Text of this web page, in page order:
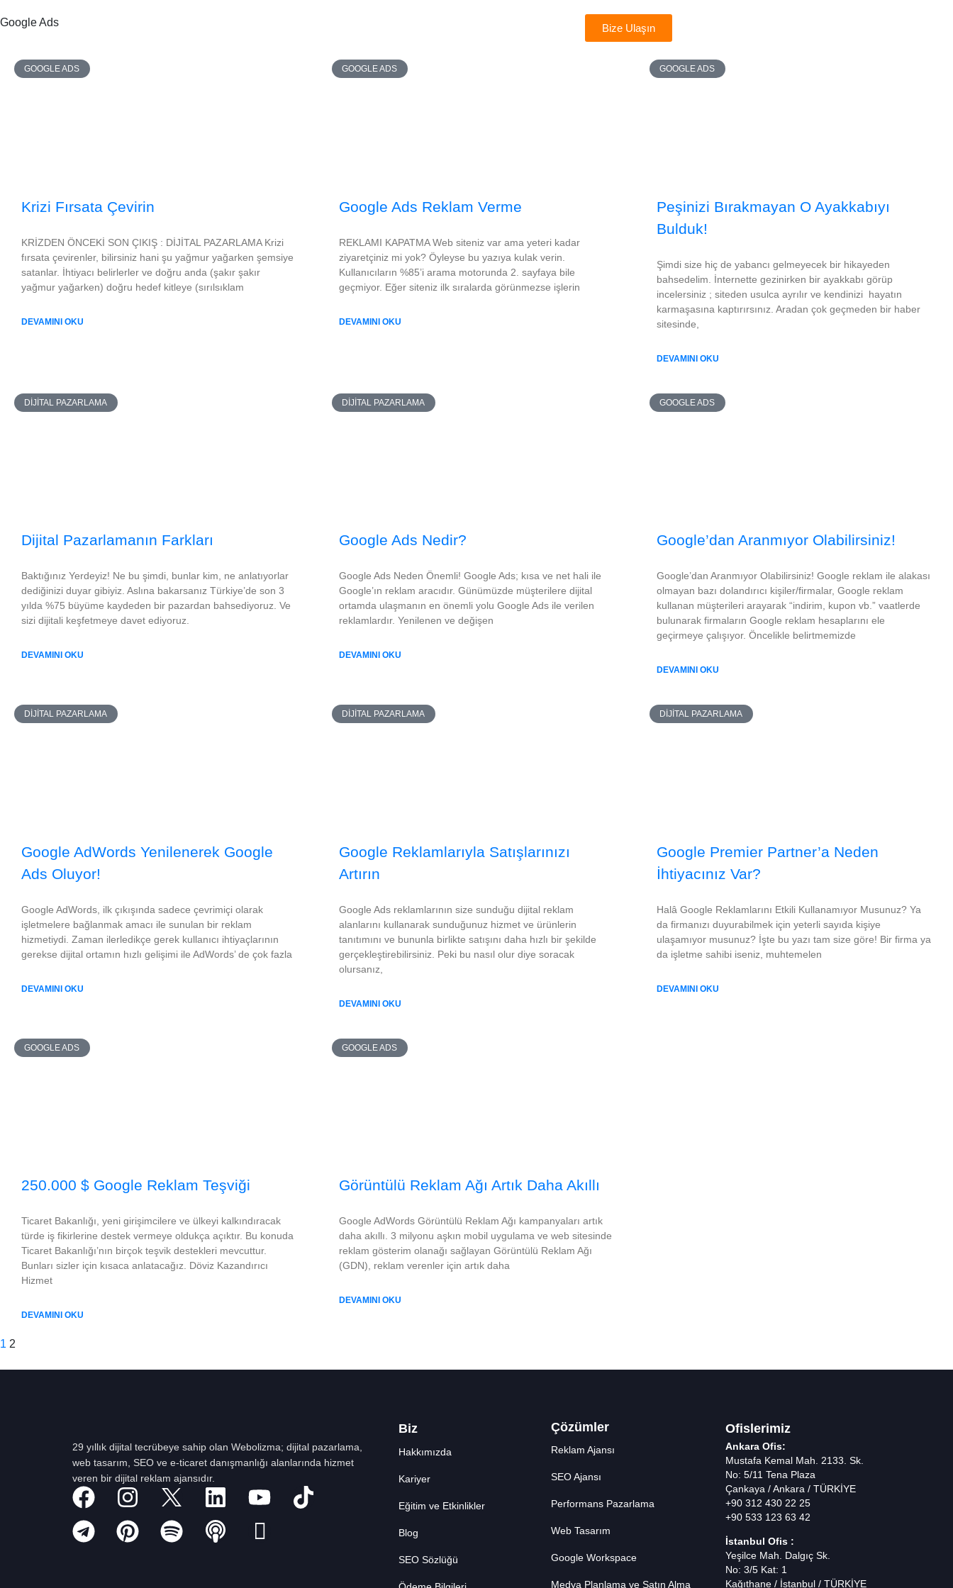
Bize Ulaşın
Google Ads
GOOGLE ADS
Krizi Fırsata Çevirin
KRİZDEN ÖNCEKİ SON ÇIKIŞ : DİJİTAL PAZARLAMA Krizi
fırsata çevirenler, bilirsiniz hani şu yağmur yağarken şemsiye
satanlar. İhtiyacı belirlerler ve doğru anda (şakır şakır
yağmur yağarken) doğru hedef kitleye (sırılsıklam
DEVAMINI OKU
GOOGLE ADS
Google Ads Reklam Verme
REKLAMI KAPATMA Web siteniz var ama yeteri kadar
ziyaretçiniz mi yok? Öyleyse bu yazıya kulak verin.
Kullanıcıların %85’i arama motorunda 2. sayfaya bile
geçmiyor. Eğer siteniz ilk sıralarda görünmezse işlerin
DEVAMINI OKU
GOOGLE ADS
Peşinizi Bırakmayan O Ayakkabıyı
Bulduk!
Şimdi size hiç de yabancı gelmeyecek bir hikayeden
bahsedelim. İnternette gezinirken bir ayakkabı görüp
incelersiniz ; siteden usulca ayrılır ve kendinizi hayatın
karmaşasına kaptırırsınız. Aradan çok geçmeden bir haber
sitesinde,
DEVAMINI OKU
DIJITAL PAZARLAMA
Dijital Pazarlamanın Farkları
Baktığınız Yerdeyiz! Ne bu şimdi, bunlar kim, ne anlatıyorlar
dediğinizi duyar gibiyiz. Aslına bakarsanız Türkiye’de son 3
yılda %75 büyüme kaydeden bir pazardan bahsediyoruz. Ve
sizi dijitali keşfetmeye davet ediyoruz.
DEVAMINI OKU
DIJITAL PAZARLAMA
Google Ads Nedir?
Google Ads Neden Önemli! Google Ads; kısa ve net hali ile
Google’ın reklam aracıdır. Günümüzde müşterilere dijital
ortamda ulaşmanın en önemli yolu Google Ads ile verilen
reklamlardır. Yenilenen ve değişen
DEVAMINI OKU
GOOGLE ADS
Google’dan Aranmıyor Olabilirsiniz!
Google’dan Aranmıyor Olabilirsiniz! Google reklam ile alakası
olmayan bazı dolandırıcı kişiler/firmalar, Google reklam
kullanan müşterileri arayarak “indirim, kupon vb.” vaatlerde
bulunarak firmaların Google reklam hesaplarını ele
geçirmeye çalışıyor. Öncelikle belirtmemizde
DEVAMINI OKU
DIJITAL PAZARLAMA
Google AdWords Yenilenerek Google
Ads Oluyor!
Google AdWords, ilk çıkışında sadece çevrimiçi olarak
işletmelere bağlanmak amacı ile sunulan bir reklam
hizmetiydi. Zaman ilerledikçe gerek kullanıcı ihtiyaçlarının
gerekse dijital ortamın hızlı gelişimi ile AdWords’ de çok fazla
DEVAMINI OKU
DIJITAL PAZARLAMA
Google Reklamlarıyla Satışlarınızı
Artırın
Google Ads reklamlarının size sunduğu dijital reklam
alanlarını kullanarak sunduğunuz hizmet ve ürünlerin
tanıtımını ve bununla birlikte satışını daha hızlı bir şekilde
gerçekleştirebilirsiniz. Peki bu nasıl olur diye soracak
olursanız,
DEVAMINI OKU
DIJITAL PAZARLAMA
Google Premier Partner’a Neden
İhtiyacınız Var?
Halâ Google Reklamlarını Etkili Kullanamıyor Musunuz? Ya
da firmanızı duyurabilmek için yeterli sayıda kişiye
ulaşamıyor musunuz? İşte bu yazı tam size göre! Bir firma ya
da işletme sahibi iseniz, muhtemelen
DEVAMINI OKU
GOOGLE ADS
250.000 $ Google Reklam Teşviği
Ticaret Bakanlığı, yeni girişimcilere ve ülkeyi kalkındıracak
türde iş fikirlerine destek vermeye oldukça açıktır. Bu konuda
Ticaret Bakanlığı’nın birçok teşvik destekleri mevcuttur.
Bunları sizler için kısaca anlatacağız. Döviz Kazandırıcı
Hizmet
DEVAMINI OKU
GOOGLE ADS
Görüntülü Reklam Ağı Artık Daha Akıllı
Google AdWords Görüntülü Reklam Ağı kampanyaları artık
daha akıllı. 3 milyonu aşkın mobil uygulama ve web sitesinde
reklam gösterim olanağı sağlayan Görüntülü Reklam Ağı
(GDN), reklam verenler için artık daha
DEVAMINI OKU
1 2
29 yıllık dijital tecrübeye sahip olan Webolizma; dijital pazarlama,
web tasarım, SEO ve e-ticaret danışmanlığı alanlarında hizmet
veren bir dijital reklam ajansıdır.
Biz
Hakkımızda
Kariyer
Eğitim ve Etkinlikler
Blog
SEO Sözlüğü
Çözümler
Reklam Ajansı
SEO Ajansı
Performans Pazarlama
Web Tasarım
Google Workspace
Medya Planlama ve Satın Alma
Ofislerimiz
Ankara Ofis:
Mustafa Kemal Mah. 2133. Sk.
No: 5/11 Tena Plaza
Çankaya / Ankara / TÜRKİYE
+90 312 430 22 25
+90 533 123 63 42
İstanbul Ofis :
Yeşilce Mah. Dalgıç Sk.
No: 3/5 Kat: 1
Kağıthane / İstanbul / TÜRKİYE